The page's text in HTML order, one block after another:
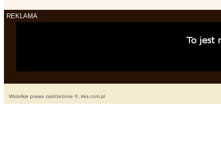
REKLAMA
Wszelkie prawa zastrzeżone ©, irka.com.pl